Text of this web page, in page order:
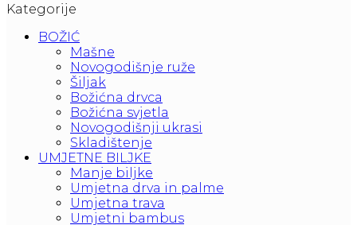
Kategorije
BOŽIĆ
Mašne
Novogodišnje ruže
Šiljak
Božićna drvca
Božićna svjetla
Novogodišnji ukrasi
Skladištenje
UMJETNE BILJKE
Manje biljke
Umjetna drva in palme
Umjetna trava
Umjetni bambus